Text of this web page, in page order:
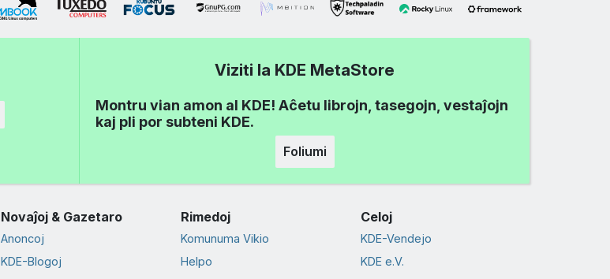
Viziti la KDE MetaStore
Montru vian amon al KDE! Aĉetu librojn, tasegojn, vestaĵojn
kaj pli por subteni KDE.
Foliumi
Novaĵoj & Gazetaro
Anoncoj
KDE-Blogoj
Rimedoj
Komunuma Vikio
Helpo
Celoj
KDE-Vendejo
KDE e.V.